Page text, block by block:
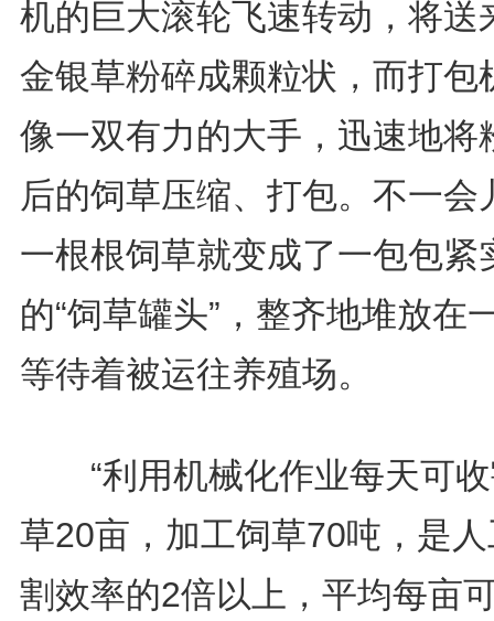
机的巨大滚轮飞速转动，将送
金银草粉碎成颗粒状，而打包
像一双有力的大手，迅速地将
后的饲草压缩、打包。不一会
一根根饲草就变成了一包包紧
的“饲草罐头”，整齐地堆放在
等待着被运往养殖场。
“利用机械化作业每天可收
草20亩，加工饲草70吨，是
割效率的2倍以上，平均每亩